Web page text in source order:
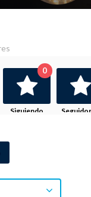
Siguiendo
0